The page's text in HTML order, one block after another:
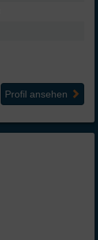
Profil ansehen